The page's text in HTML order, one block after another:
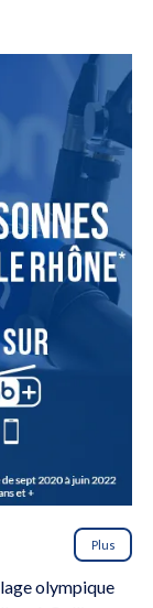
Plus
olympique